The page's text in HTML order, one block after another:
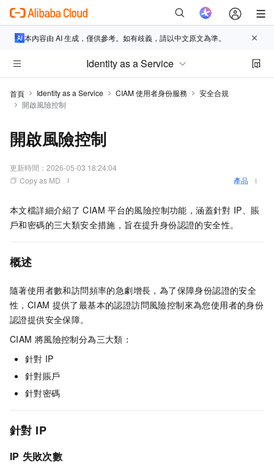
本內容由 AI 生成，僅供參考。如有歧義，請以中文原文為準。
Identity as a Service
首頁 Identity as a Service CIAM 使用者身份服務
安全合規
開啟風險控制
開啟風險控制
更新時間： 2026-05-03 18:24:04
Copy as MD
產品
本文檔詳細介紹了 CIAM 平台的風險控制功能，涵蓋針對 IP、賬
戶和密碼的三大類安全措施，旨在提升身份認證的安全性。
概述
隨著使用者數和訪問頻率的急劇增長，為了保障身份認證的安全
性，CIAM 提供了最基本的認證訪問風險控制來為您使用者的身份
認證提供安全保障。
CIAM 將風險控制分為三大類：
針對 IP
針對賬戶
針對密碼
針對 IP
IP 失敗次數